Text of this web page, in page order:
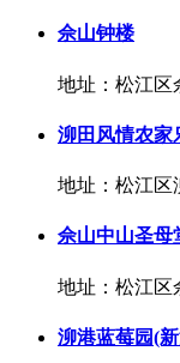
佘山钟楼
地址：松江区
泖田风情农家
地址：松江区
佘山中山圣母
地址：松江区
泖港蓝莓园(